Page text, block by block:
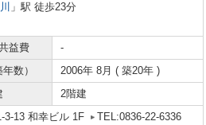
」駅 徒歩23分
益費
-
数）
2006年 8月 ( 築20年 )
2階建
3-13 和幸ビル 1F
TEL:0836-22-6336